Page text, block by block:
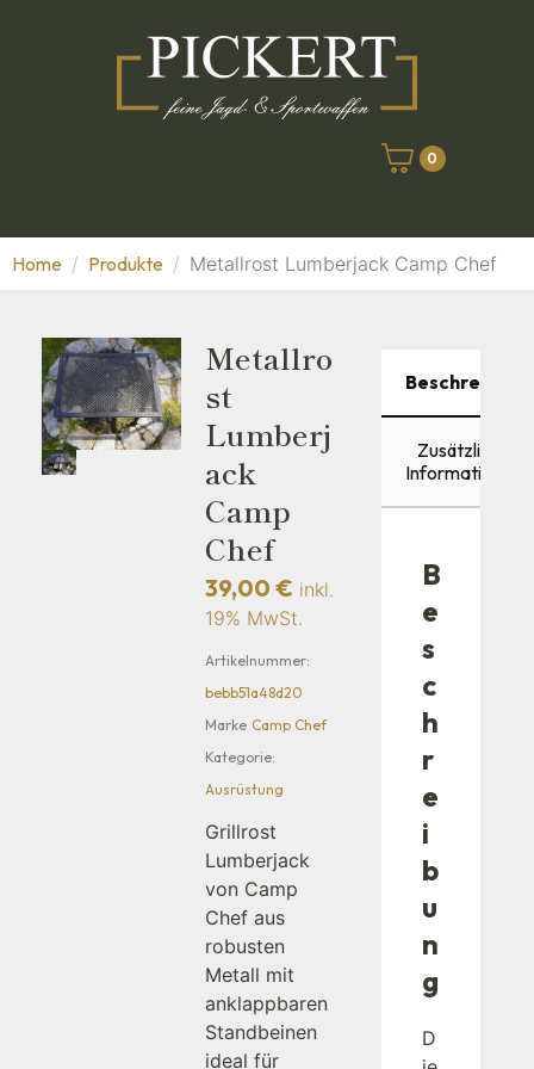
0
Home Produkte Metallrost Lumberjack Camp Chef
Metallro
St
Lumberj
Ack
Camp
Chef
39,00€ inkl.
19% MwSt.
Artikelnummer:
bebb51a48d20
Marke Camp Chef
Kategorie:
Ausrüstung
Grillrost
Lumberjack
von Camp
Chef aus
robusten
Metall mit
anklappbaren
Standbeinen
ideal für
Beschreibung
Zusätzliche
Informationen
B
e
s
c
h
r
e
i
b
u
n
g
D